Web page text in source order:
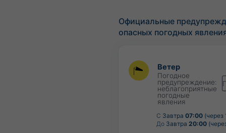
Официальные
опасных погодных
Ветер
Погодное
предупреждение:
неблагоприятные
погодные
явления
С Завтра 07:00 (через
До Завтра 20:00